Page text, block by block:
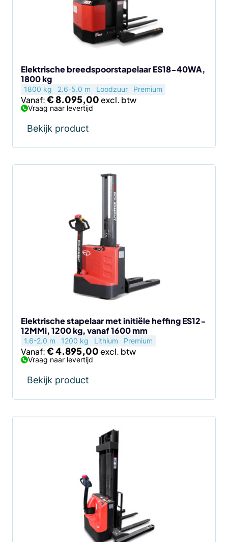
Elektrische breedspoorstapelaar ES18-40WA,
1800 kg
1800 kg 2.6-5.0 m Loodzuur Premium
Vanaf:€8.095,00
Vraag naar levertijd
Bekijk product
de
productpagina
Elektrische stapelaar met initiële heffing ES12-
12MMi, 1200 kg, vanaf 1600 mm
1.6-2.0 m 1200 kg Lithium Premium
Vanaf:€4.895,00
Vraag naar levertijd
Bekijk product
de
productpagina